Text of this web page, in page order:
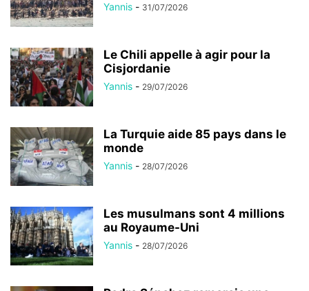
Yannis - 31/07/2026
Le Chili appelle à agir pour la
Cisjordanie
Yannis - 29/07/2026
La Turquie aide 85 pays dans le
monde
Yannis - 28/07/2026
Les musulmans sont 4 millions
au Royaume-Uni
Yannis - 28/07/2026